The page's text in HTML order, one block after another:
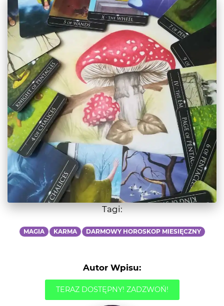
Tagi:
MAGIA KARMA DARMOWY HOROSKOP MIESIĘCZNY
Autor Wpisu:
TERAZ DOSTĘPNY! ZADZWOŃ!